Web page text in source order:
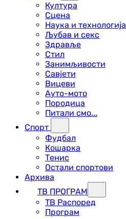
Култура
Сцена
Наука и технологија
Љубав и секс
Здравље
Стил
Занимљивости
Савјети
Вицеви
Ауто-мото
Породица
Питали смо...
Спорт
Фудбал
Кошарка
Тенис
Остали спортови
Архива
ТВ ПРОГРАМ
ТВ Распоред
Програм